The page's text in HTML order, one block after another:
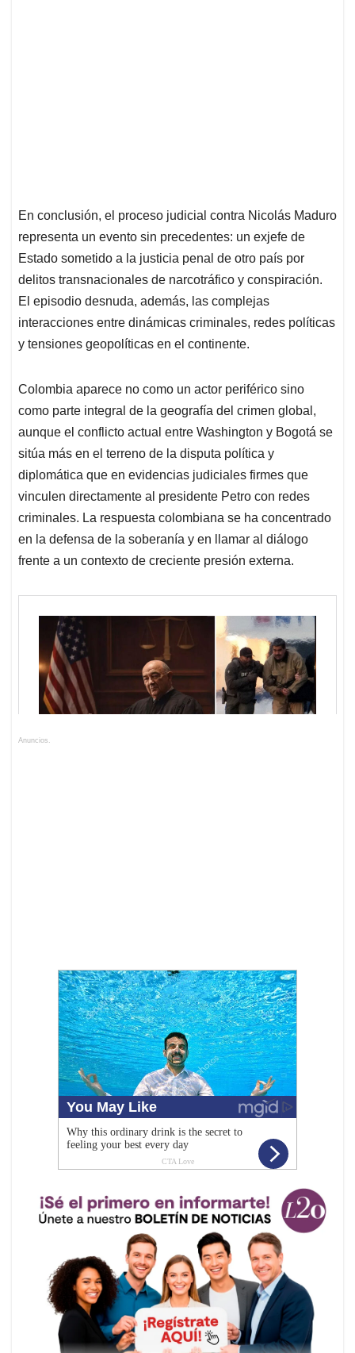
En conclusión, el proceso judicial contra Nicolás Maduro
representa un evento sin precedentes: un exjefe de
Estado sometido a la justicia penal de otro país por
delitos transnacionales de narcotráfico y conspiración.
El episodio desnuda, además, las complejas
interacciones entre dinámicas criminales, redes políticas
y tensiones geopolíticas en el continente.
Colombia aparece no como un actor periférico sino
como parte integral de la geografía del crimen global,
aunque el conflicto actual entre Washington y Bogotá se
sitúa más en el terreno de la disputa política y
diplomática que en evidencias judiciales firmes que
vinculen directamente al presidente Petro con redes
criminales. La respuesta colombiana se ha concentrado
en la defensa de la soberanía y en llamar al diálogo
frente a un contexto de creciente presión externa.
Anuncios.